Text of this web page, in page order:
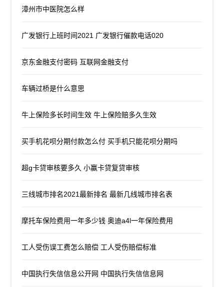
漳州市中医院怎么样
广发银行上班时间2021 广发银行催款电话020
京东金融支付密码 互联网金融支付
车辆过桥是什么意思
牛上保险多长时间生效 牛上保险赔多久生效
买手机花呗分期付款怎么付 买手机只能花呗分期吗
超g卡贷审核要多久 小赢卡贷复贷审核
三线城市排名2021最新排名 最新几线城市排名表
摩托车保险费用一年多少钱 奥迪a4l一年保险费用
工人受伤误工费怎么赔偿 工人受伤赔偿标准
中国执行失信信息公开网 中国执行失信信息网